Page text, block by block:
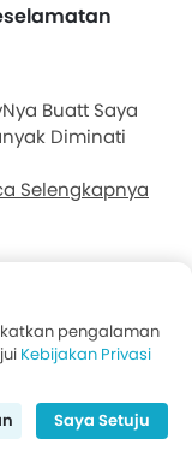
Buatt Saya
Diminati
Selengkapnya
pengalaman
Kebijakan Privasi
Saya Setuju